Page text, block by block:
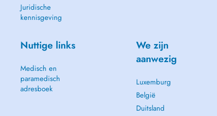
Juridische
kennisgeving
Nuttige links
Medisch en
paramedisch
adresboek
We zijn
aanwezig
Luxemburg
België
Duitsland